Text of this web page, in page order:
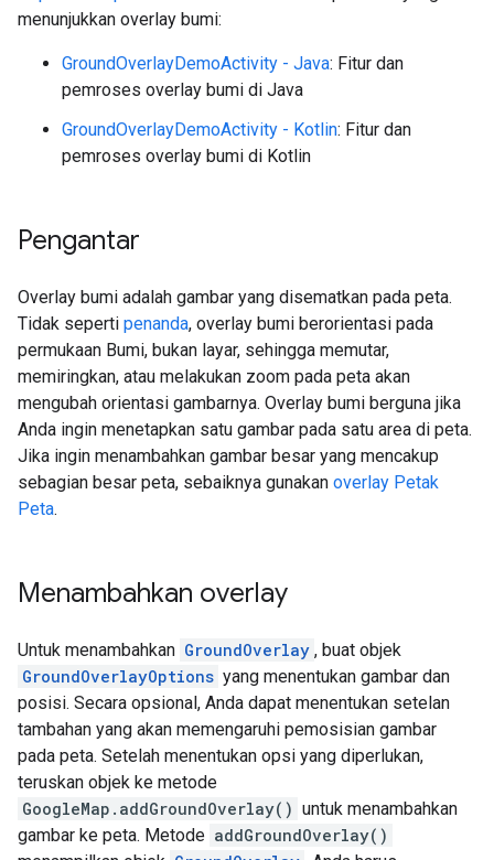
menunjukkan overlay bumi:
GroundOverlayDemoActivity - Java: Fitur dan
pemroses overlay bumi di Java
GroundOverlayDemoActivity - Kotlin: Fitur dan
pemroses overlay bumi di Kotlin
Pengantar
Overlay bumi adalah gambar yang disematkan pada peta.
Tidak seperti penanda, overlay bumi berorientasi pada
permukaan Bumi, bukan layar, sehingga memutar,
memiringkan, atau melakukan zoom pada peta akan
mengubah orientasi gambarnya. Overlay bumi berguna jika
Anda ingin menetapkan satu gambar pada satu area di peta.
Jika ingin menambahkan gambar besar yang mencakup
sebagian besar peta, sebaiknya gunakan overlay Petak
Peta.
Menambahkan overlay
Untuk menambahkan GroundOverlay , buat objek
GroundOverlayOptions yang menentukan gambar dan
posisi. Secara opsional, Anda dapat menentukan setelan
tambahan yang akan memengaruhi pemosisian gambar
pada peta. Setelah menentukan opsi yang diperlukan,
teruskan objek ke metode
GoogleMap.addGroundOverlay() untuk menambahkan
gambar ke peta. Metode addGroundOverlay()